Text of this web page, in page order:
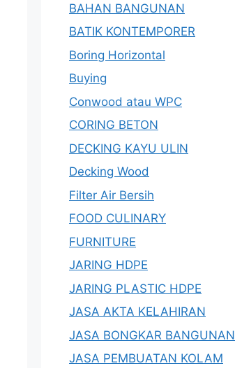
BAHAN BANGUNAN
BATIK KONTEMPORER
Boring Horizontal
Buying
Conwood atau WPC
CORING BETON
DECKING KAYU ULIN
Decking Wood
Filter Air Bersih
FOOD CULINARY
FURNITURE
JARING HDPE
JARING PLASTIC HDPE
JASA AKTA KELAHIRAN
JASA BONGKAR BANGUNAN
JASA PEMBUATAN KOLAM